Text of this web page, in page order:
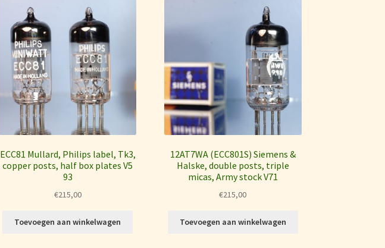
ECC81 Mullard, Philips label, Tk3,
copper posts, half box plates V5
93
€215,00
Toevoegen aan winkelwagen
12AT7WA (ECC801S) Siemens &
Halske, double posts, triple
micas, Army stock V71
€215,00
Toevoegen aan winkelwagen